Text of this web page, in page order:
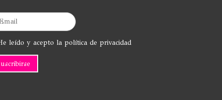
leído y acepto la política de privacidad